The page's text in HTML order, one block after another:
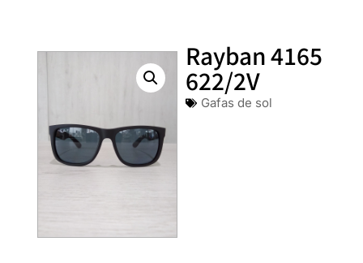
Rayban 4165
622/2V
Gafas de sol